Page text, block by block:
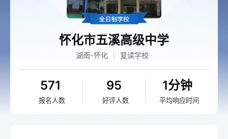
怀化市五溪高级中学
湖南-怀化 复读学校
571
报名人数
95
好评人数
1分钟
平均响应时间